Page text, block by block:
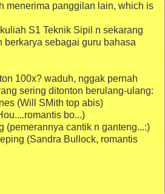
menerima panggilan lain, which is
S1 Teknik Sipil n sekarang
berkarya sebagai guru bahasa
100x? waduh, nggak pernah
sering ditonton berulang-ulang:
(Will SMith top abis)
bo...)
(pemerannya cantik n ganteng...:)
(Sandra Bullock, romantis